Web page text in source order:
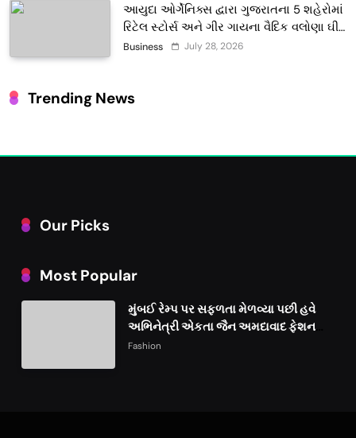
આયુદા ઓર્ગેનિક્સ દ્વારા ગુજરાતના 5 શહેરોમાં
રિટેલ સ્ટોર્સ અને ગીર ગાયના વૈદિક વલોણા ઘી-
દૂધની શુદ્ધ સેવાઓ સાથે વ્યાપક વિસ્તરણ
Business July 28, 2026
Trending News
Our Picks
Most Popular
મુંબઈ રેમ્પ પર સફળતા મેળવ્યા પછી હવે
અભિનેત્રી એકતા જૈન અમદાવાદ ફેશન
વીકમાં પોતાની પ્રતિભા પ્રદર્શિત કરશે
Fashion